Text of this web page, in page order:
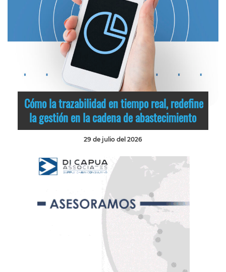
Cómo la trazabilidad en tiempo real, redefine
la gestión en la cadena de abastecimiento
29 de julio del 2026